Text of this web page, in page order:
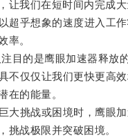
让我们在短时间内完成大
乎想象的速度进入工作
率。
的是鹰眼加速器释放的
仅仅让我们更快更高效
在的能量。
挑战或困境时，鹰眼加
挑战极限并突破困境。